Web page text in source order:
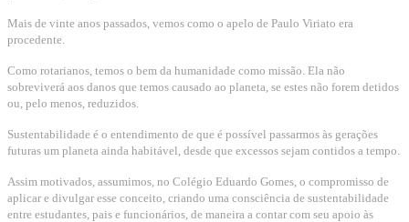
Mais de vinte anos passados, vemos como o apelo de Paulo Viriato era
procedente.
Como rotarianos, temos o bem da humanidade como missão. Ela não
sobreviverá aos danos que temos causado ao planeta, se estes não forem detidos
ou, pelo menos, reduzidos.
Sustentabilidade é o entendimento de que é possível passarmos às gerações
futuras um planeta ainda habitável, desde que excessos sejam contidos a tempo.
Assim motivados, assumimos, no Colégio Eduardo Gomes, o compromisso de
aplicar e divulgar esse conceito, criando uma consciência de sustentabilidade
entre estudantes, pais e funcionários, de maneira a contar com seu apoio às